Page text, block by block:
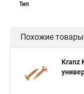
Тип
Похожие товары
Kranz